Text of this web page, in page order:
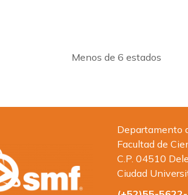
Menos de 6 estados
Departamento
Facultad de
C.P. 04510
Ciudad